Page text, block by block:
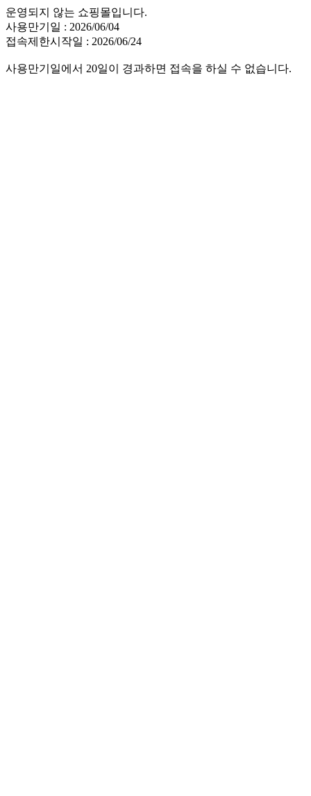
운영되지 않는 쇼핑몰입니다.
사용만기일 : 2026/06/04
접속제한시작일 : 2026/06/24
사용만기일에서 20일이 경과하면 접속을 하실 수 없습니다.